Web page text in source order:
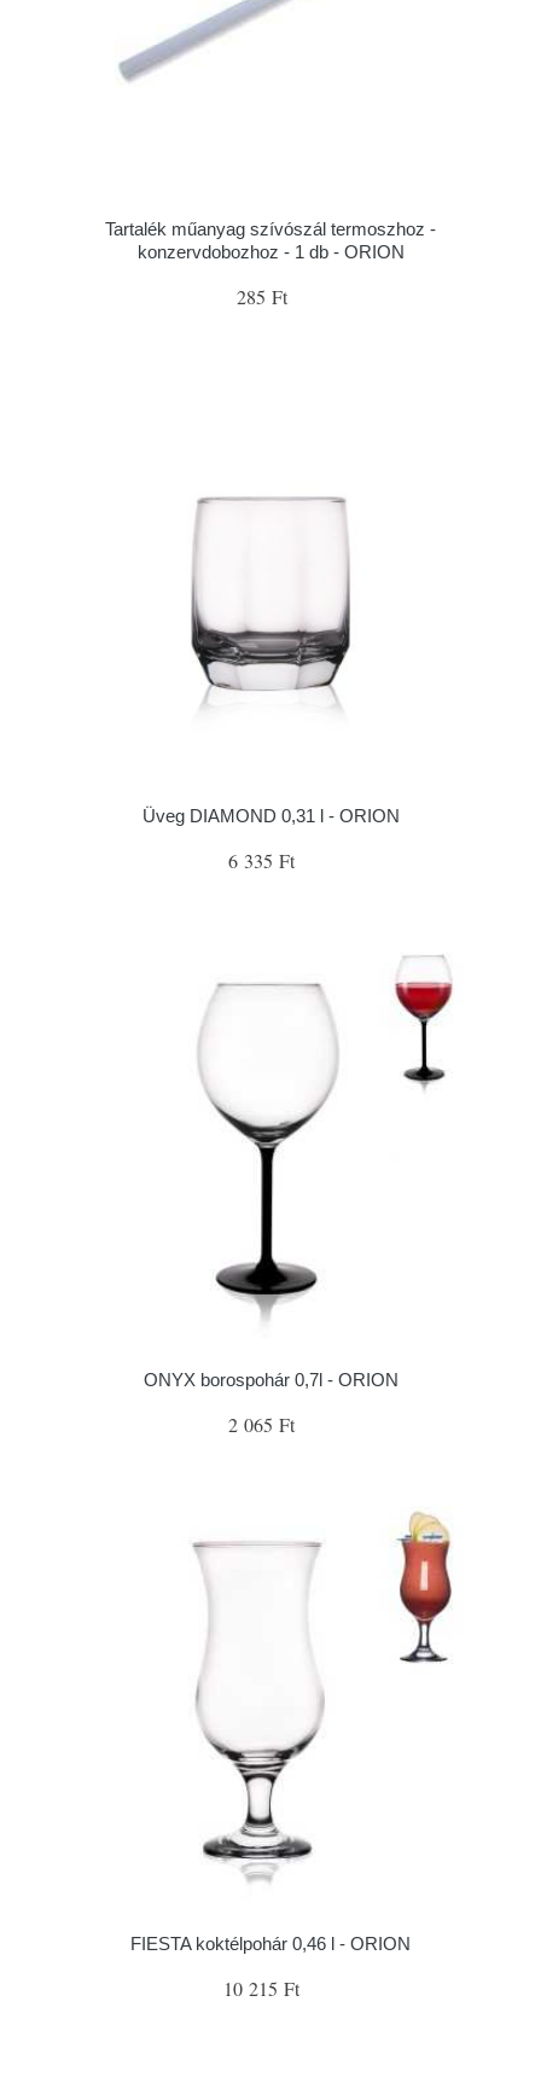
Tartalék műanyag szívószál termoszhoz -
konzervdobozhoz - 1 db - ORION
285 Ft
Üveg DIAMOND 0,31 l - ORION
6 335 Ft
ONYX borospohár 0,7l - ORION
2 065 Ft
FIESTA koktélpohár 0,46 l - ORION
10 215 Ft